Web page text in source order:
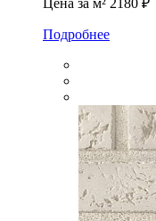
Цена за м² 2180 ₽
Подробнее